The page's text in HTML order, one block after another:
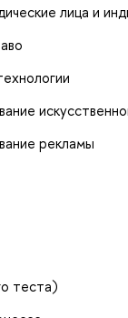
лица и
рекламы
теста)